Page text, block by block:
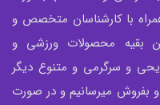
با کارشناسان متخصص و
بقیه محصولات ورزشی و
و سرگرمی و متنوع دیگر
بفروش میرسانیم و در صورت